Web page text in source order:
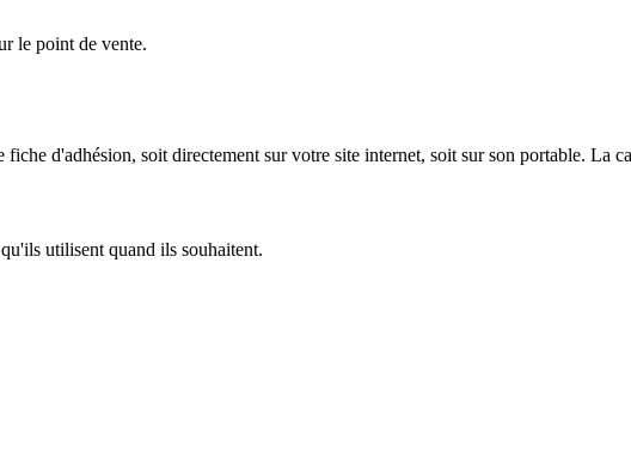
le point de vente.
d'adhésion, soit directement sur votre site internet, soit sur son portable. La
utilisent quand ils souhaitent.